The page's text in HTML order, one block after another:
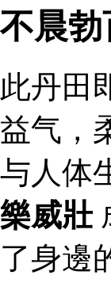
不晨勃
此丹田
益气，
与人体
樂威壯
了身邊